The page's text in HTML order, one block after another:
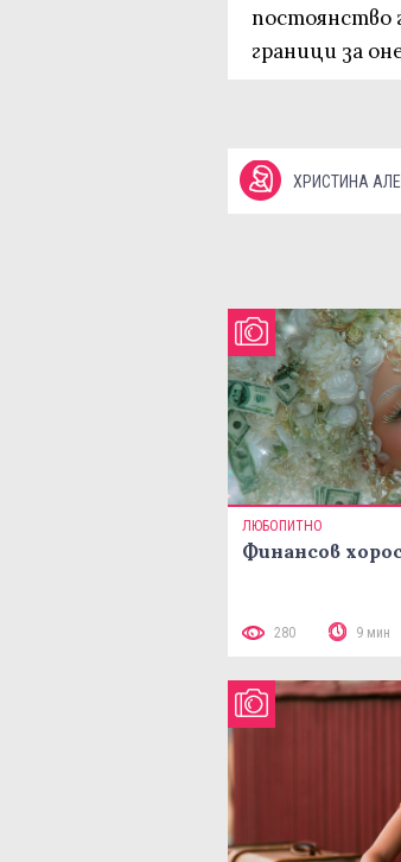
постоянство
граници за
ХРИСТИНА
ЛЮБОПИТНО
Финансов
280 9 мин